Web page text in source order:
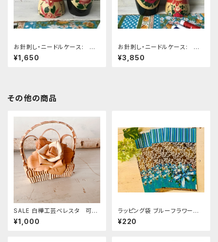
お針刺し・ニードルケース: セ
ミョーノフ（あか）8.5cm
¥1,650
お針刺し・ニードルケース: セ
ミョーノフ（あか）17cm
¥3,850
その他の商品
SALE 白樺工芸ベレスタ 可愛
いミニインテリア「小さなフラワ
ーアレンジ・べレスタのフラワー
¥1,000
ラッピング袋 ブルーフラワー
(小)４枚入り
¥220